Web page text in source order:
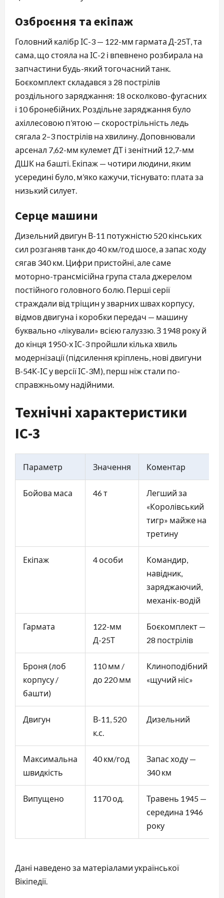
Озброєння та екіпаж
Головний калібр ІС-3 — 122-мм гармата Д-25Т, та
сама, що стояла на ІС-2 і впевнено розбирала на
запчастини будь-який тогочасний танк.
Боєкомплект складався з 28 пострілів
роздільного заряджання: 18 осколково-фугасних
і 10 бронебійних. Роздільне заряджання було
ахіллесовою п’ятою — скорострільність ледь
сягала 2–3 пострілів на хвилину. Доповнювали
арсенал 7,62-мм кулемет ДТ і зенітний 12,7-мм
ДШК на башті. Екіпаж — чотири людини, яким
усередині було, м’яко кажучи, тіснувато: плата за
низький силует.
Серце машини
Дизельний двигун В-11 потужністю 520 кінських
сил розганяв танк до 40 км/год шосе, а запас ходу
сягав 340 км. Цифри пристойні, але саме
моторно-трансмісійна група стала джерелом
постійного головного болю. Перші серії
страждали від тріщин у зварних швах корпусу,
відмов двигуна і коробки передач — машину
буквально «лікували» всією галуззю. З 1948 року й
до кінця 1950-х ІС-3 пройшли кілька хвиль
модернізації (підсилення кріплень, нові двигуни
В-54К-ІС у версії ІС-3М), перш ніж стали по-
справжньому надійними.
Технічні характеристики
ІС-3
Параметр Значення Коментар
Бойова маса 46 т
Легший за
«Королівський
тигр» майже на
третину
Екіпаж 4 особи
Командир,
навідник,
заряджаючий,
механік-водій
Гармата
122-мм
Д-25Т
Боєкомплект —
28 пострілів
Броня (лоб
корпусу /
башти)
110 мм /
до 220 мм
Клиноподібний
«щучий ніс»
Двигун
В-11, 520
к.с.
Дизельний
Максимальна
швидкість
40 км/год
Запас ходу —
340 км
Випущено 1170 од.
Травень 1945 —
середина 1946
року
Дані наведено за матеріалами української
Вікіпедії.